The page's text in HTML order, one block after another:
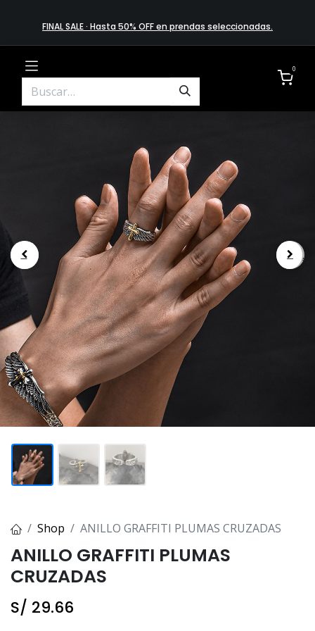
FINAL SALE · Hasta 50% OFF en prendas​ selecciona​das.
0
.
Shop ANILLO GRAFFITI PLUMAS CRUZADAS
ANILLO GRAFFITI PLUMAS
CRUZADAS
S/ 29.66